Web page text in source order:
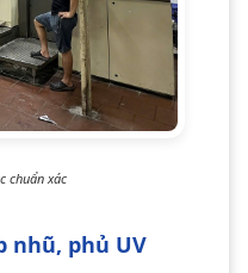
chuẩn xác
nhũ, phủ UV